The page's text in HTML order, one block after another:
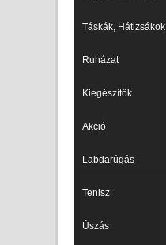
Táskák, Hátizsákok
Ruházat
Kiegészítők
Akció
Labdarúgás
Tenisz
Úszás